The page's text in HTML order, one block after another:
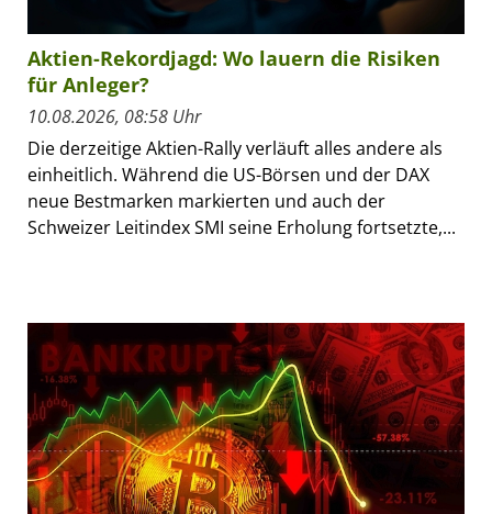
Aktien-Rekordjagd: Wo lauern die Risiken
für Anleger?
10.08.2026, 08:58 Uhr
Die derzeitige Aktien-Rally verläuft alles andere als
einheitlich. Während die US-Börsen und der DAX
neue Bestmarken markierten und auch der
Schweizer Leitindex SMI seine Erholung fortsetzte,...